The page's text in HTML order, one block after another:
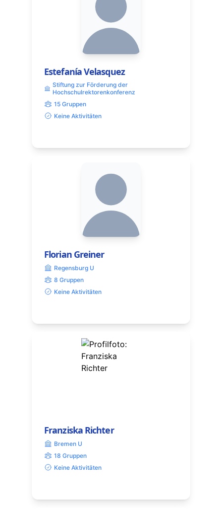
Estefanía Velasquez
Stiftung zur Förderung der
Hochschulrektorenkonferenz
15 Gruppen
Keine Aktivitäten
Florian Greiner
Regensburg U
8 Gruppen
Keine Aktivitäten
Franziska Richter
Bremen U
18 Gruppen
Keine Aktivitäten